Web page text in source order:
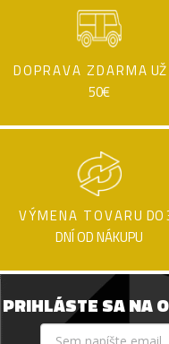
DOPRAVA ZDARMA
50€
VÝMENA TOVARU DO
DNÍ OD NÁKUPU
PRIHLÁSTE SA NA